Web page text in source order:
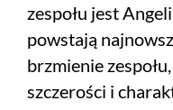
zespołu jest
powstają
brzmienie
szczerości i